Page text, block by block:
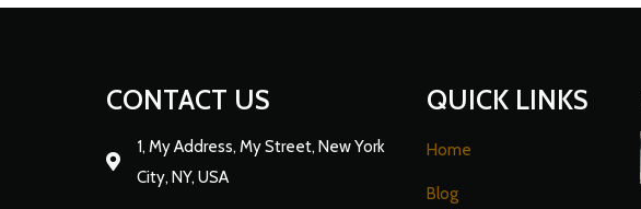
CONTACT US
1, My Address, My Street, New York
City, NY, USA
QUICK LINKS
Home
Blog